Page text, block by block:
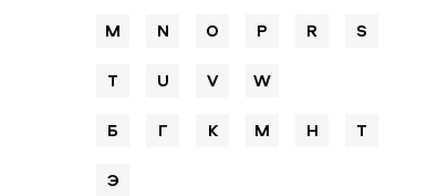
M N O P R S
T U V W
Б Г К М Н Т
Э